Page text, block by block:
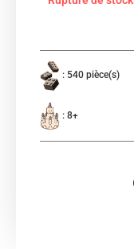
: 540 pièce(s)
: 8+